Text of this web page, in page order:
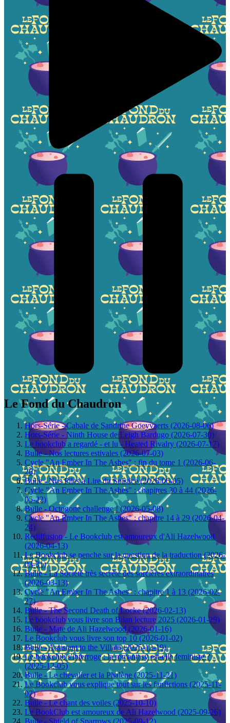
Le Fond du Chaudron
Hors-Série - Cabale de Sandrine Goeyvaerts (2026-08-06)
Hors-Série - Ninth House de Leigh Bardugo (2026-07-30)
Le bookclub a regardé - et lu - Heated Rivalry (2026-07-17)
Bulle - Nos lectures estivales (2026-07-03)
Cycle "An Ember In The Ashes" : fin du tome 1 (2026-06-
26)
Bulle - Nos Piles à Lire du Solstice (2026-06-05)
Cycle "An Ember In The Ashes" : chapitres 30 à 44 (2026-
05-22)
Bulle - Octogone challenge ! (2026-05-08)
Cycle "An Ember In The Ashes" : chapitre 14 à 29 (2026-04-
24)
Rediffusion - Le Bookclub est amoureux d'Ali Hazelwood
(2026-04-13)
Le Bookclub se penche sur la question de la traduction (2026-
03-31)
Bulle - La Société très secrète des sorcières extraordinaires
(2026-03-13)
Cycle "An Ember In The Ashes" : chapitre 1 à 13 (2026-02-
27)
Bulle - The Second Death of Locke (2026-02-13)
Le bookclub vous livre son Bilan lecture 2025 (2026-01-29)
Bulle - Mate de Ali Hazelwood (2026-01-16)
Le Bookclub vous livre son top 10 (2026-01-02)
Bulle - Assistant to the Villain (2025-12-19)
Le bookclub s'interroge : la romantasy est-elle feministe ?
(2025-12-05)
Bulle - Le chevalier et la Phalène (2025-11-21)
Le Bookclub vous explique tout sur les fanfictions (2025-11-
07)
Bulle - Le chant des voiles (2025-10-10)
Le BookClub est amoureux de Ali Hazelwood (2025-09-26)
Bulle - Shield of Sparrows (2025-09-12)